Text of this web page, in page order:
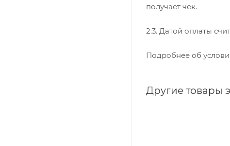
получает чек.
2.3. Датой оплаты
Подробнее об
Другие товары